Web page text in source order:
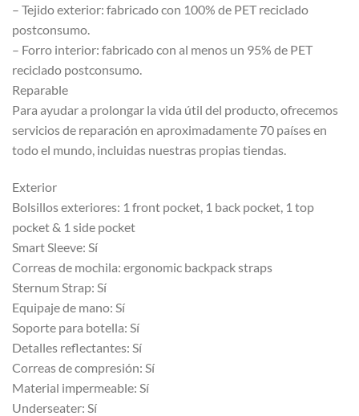
– Tejido exterior: fabricado con 100% de PET reciclado
postconsumo.
– Forro interior: fabricado con al menos un 95% de PET
reciclado postconsumo.
Reparable
Para ayudar a prolongar la vida útil del producto, ofrecemos
servicios de reparación en aproximadamente 70 países en
todo el mundo, incluidas nuestras propias tiendas.
Exterior
Bolsillos exteriores: 1 front pocket, 1 back pocket, 1 top
pocket & 1 side pocket
Smart Sleeve: Sí
Correas de mochila: ergonomic backpack straps
Sternum Strap: Sí
Equipaje de mano: Sí
Soporte para botella: Sí
Detalles reflectantes: Sí
Correas de compresión: Sí
Material impermeable: Sí
Underseater: Sí